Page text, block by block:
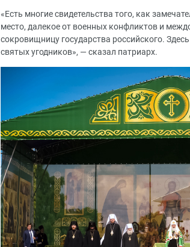
«Есть многие свидетельства того, как
место, далекое от военных конфликтов и
сокровищницу государства российского.
святых угодников», — сказал патриарх.